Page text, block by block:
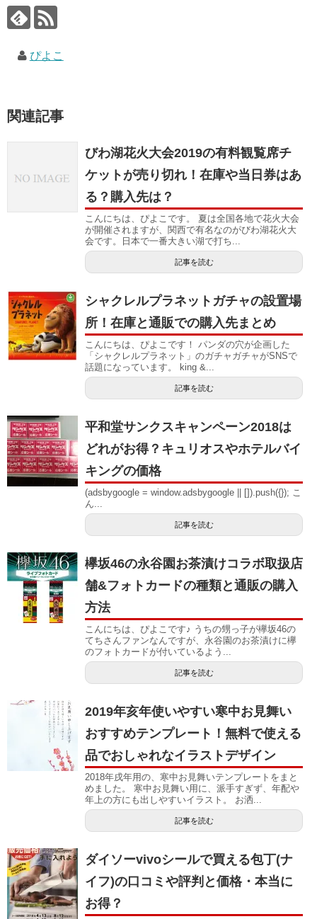
ぴよこ
関連記事
びわ湖花火大会2019の有料観覧席チ
ケットが売り切れ！在庫や当日券はあ
る？購入先は？
こんにちは、ぴよこです。 夏は全国各地で花火大会
が開催されますが、関西で有名なのがびわ湖花火大
会です。日本で一番大きい湖で打ち...
記事を読む
シャクレルプラネットガチャの設置場
所！在庫と通販での購入先まとめ
こんにちは、ぴよこです！ パンダの穴が企画した
「シャクレルプラネット」のガチャガチャがSNSで
話題になっています。 king &...
記事を読む
平和堂サンクスキャンペーン2018は
どれがお得？キュリオスやホテルバイ
キングの価格
(adsbygoogle = window.adsbygoogle || []).push({}); こ
ん...
記事を読む
欅坂46の永谷園お茶漬けコラボ取扱店
舗&フォトカードの種類と通販の購入
方法
こんにちは、ぴよこです♪ うちの甥っ子が欅坂46の
てちさんファンなんですが、永谷園のお茶漬けに欅
のフォトカードが付いているよう...
記事を読む
2019年亥年使いやすい寒中お見舞い
おすすめテンプレート！無料で使える
品でおしゃれなイラストデザイン
2018年戌年用の、寒中お見舞いテンプレートをまと
めました。 寒中お見舞い用に、派手すぎず、年配や
年上の方にも出しやすいイラスト。 お洒...
記事を読む
ダイソーvivoシールで買える包丁(ナ
イフ)の口コミや評判と価格・本当に
お得？